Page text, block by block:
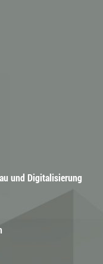
und Digitalisierung